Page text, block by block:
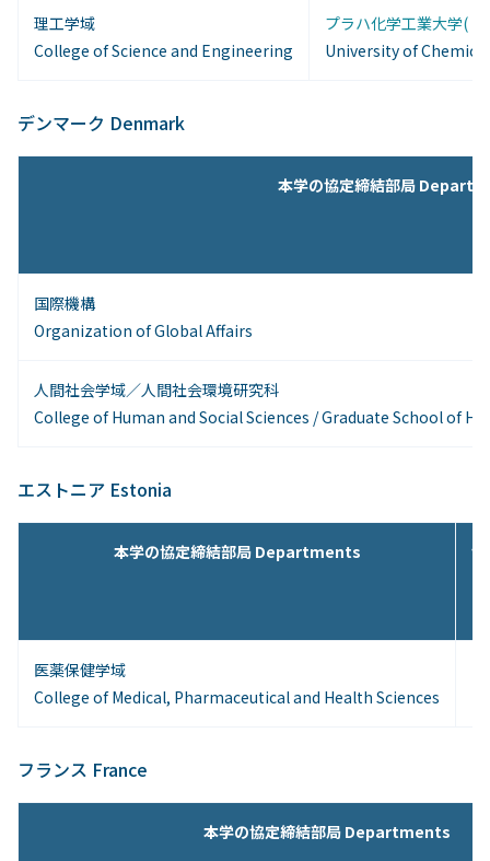
理工学域
College of Science and Engineering
プラハ化学工業大学(
University of
デンマーク Denmark
本学の協定締結部局
国際機構
Organization of Global Affairs
人間社会学域／人間社会環境研究科
College of Human and Social Sciences / Graduate School of
エストニア Estonia
本学の協定締結部局 Departments
医薬保健学域
College of Medical, Pharmaceutical and Health Sciences
フランス France
本学の協定締結部局 Departments